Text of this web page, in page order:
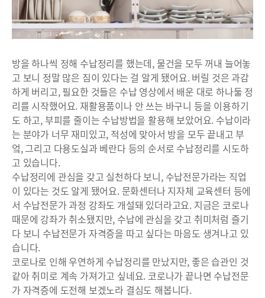
방을 하나씩 정해 수납정리를 했는데, 물건을 모두 꺼내 늘어놓
고 보니 정말 많은 짐이 있다는 걸 알게 됐어요. 버릴 것은 과감
하게 버리고, 필요한 것들은 수납 영상에서 배운 대로 하나둘 정
리를 시작했어요. 재활용품이나 안 쓰는 바구니 등을 이용하기
도 하고, 부피를 줄이는 수납방법을 활용해 보았어요. 수납이라
는 분야가 너무 재미있고, 적성에 맞아서 방을 모두 끝내고 부
엌, 그리고 다용도실과 베란다 등의 순서로 수납정리를 시도하
고 있습니다.
수납정리에 관심을 갖고 실천하다 보니, 수납전문가라는 직업
이 있다는 것도 알게 됐어요. 문화센터나 지자체 교육센터 등에
서 수납전문가 과정 강좌도 개설돼 있더라고요. 지금은 코로나
때문에 강좌가 취소됐지만, 수납에 관심을 갖고 취미처럼 즐기
다 보니 수납전문가 자격증을 따고 싶다는 마음도 생겨나고 있
습니다.
코로나로 인해 우연하게 수납정리를 만났지만, 좋은 습관인 것
같아 취미로 계속 가져가고 싶네요. 코로나가 끝나면 수납전문
가 자격증에 도전해 보겠노라 결심도 해봅니다.